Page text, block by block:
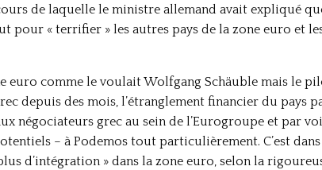
de laquelle le ministre allemand avait expliqué
pour « terrifier » les autres pays de la zone euro et
euro comme le voulait Wolfgang Schäuble mais le
depuis des mois, l’étranglement financier du pays
négociateurs grec au sein de l’Eurogroupe et par
– à Podemos tout particulièrement. C’est
d’intégration » dans la zone euro, selon la